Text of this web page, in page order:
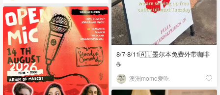
8/7-8/11🇦🇺墨尔本免费外带咖啡
☕
澳洲momo爱吃